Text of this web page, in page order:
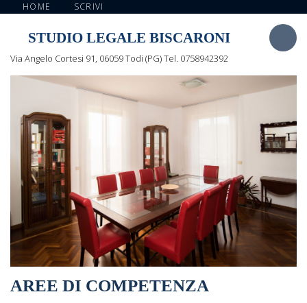
HOME SCRIVI
STUDIO LEGALE BISCARONI
Via Angelo Cortesi 91, 06059 Todi (PG) Tel. 0758942392
AREE DI COMPETENZA